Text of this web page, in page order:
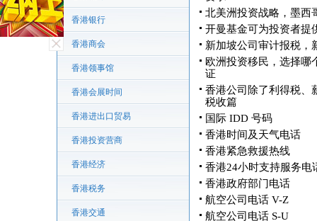
香港银行
香港商会
香港领事馆
香港会展时间
香港进出口贸易
香港投资营商
香港经济
香港税务
香港交通
北美洲投资战略，墨西
开曼基金可为投资者提
新加坡公司审计报税，
欧洲投资移民，选择哪
证
香港公司除了利得税、
税收篇
国际 IDD 号码
香港时间及天气电话
香港紧急救援热线
香港24小时支持服务电
香港政府部门电话
航空公司电话 V-Z
航空公司电话 S-U